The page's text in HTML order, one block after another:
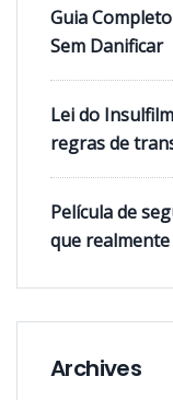
Guia
Sem Danificar
Lei do
regras de
Película de
que
Archives